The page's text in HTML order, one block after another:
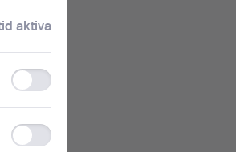
aktiva
Functionality
storage
Statistics